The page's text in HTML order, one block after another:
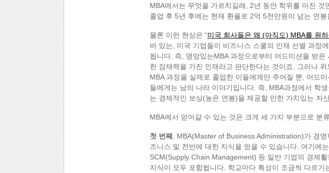
MBA에서는 무엇을 가르치길래, 2년 동안 학위를 마친 것
졸업 후 5년 후에는 현재 환율로 2억 5천만원이 넘는 연
물론 이런 현상은 “미국 회사들은 왜 (아직도) MBA를 원
바 있는, 미국 기업들이 비즈니스 스쿨의 인재 선별 과정
됩니다. 즉, 명망있는MBA 과정으로부터 어드미션을 받
한 잠재력을 가진 인재라고 판단한다는 것이죠. 그러나
MBA 과정을 실제로 졸업한 이들에게만 주어질 뿐, 어드
들에게는 남의 나라 이야기입니다. 즉, MBA과정에서 학
는 경제적인 보상(높은 연봉)을 제공할 만한 가치있는 자
MBA에서 얻어갈 수 있는 것은 크게 세 가지 부분으로 분
첫 번째 , MBA(Master of Business Administration)가 경
즈니스 및 전반에 대한 지식을 얻을 수 있습니다. 여기에
SCM(Supply Chain Management) 등 일반 기업의 경제
지식이 모두 포함됩니다. 학교마다 특성이 조금씩 다르기